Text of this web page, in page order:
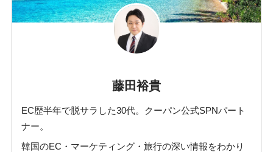
藤田裕貴
EC歴半年で脱サラした30代。クーパン公式SPNパート
ナー。
韓国のEC・マーケティング・旅行の深い情報をわかり